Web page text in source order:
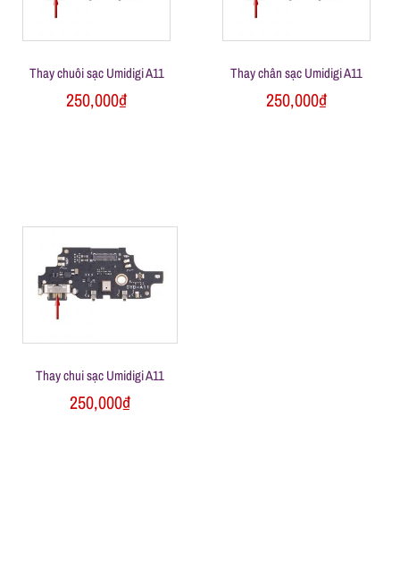
e
ử
a
c
h
Thay chuôi sạc Umidigi A11
250,000₫
Thay chân sạc Umidigi A11
250,000₫
Thay chui sạc Umidigi A11
250,000₫